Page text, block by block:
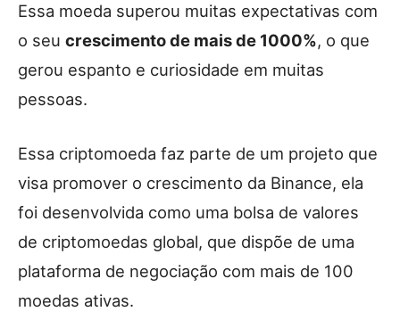
Essa moeda superou muitas expectativas com
o seu crescimento de mais de 1000%, o que
gerou espanto e curiosidade em muitas
pessoas.
Essa criptomoeda faz parte de um projeto que
visa promover o crescimento da Binance, ela
foi desenvolvida como uma bolsa de valores
de criptomoedas global, que dispõe de uma
plataforma de negociação com mais de 100
moedas ativas.